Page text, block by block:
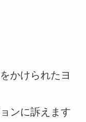
かけられたヨ
ンに訴えます